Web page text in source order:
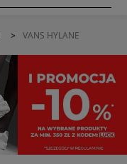
> VANS HYLANE